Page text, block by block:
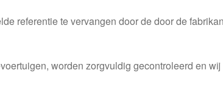
referentie te vervangen door de door de
worden zorgvuldig gecontroleerd en